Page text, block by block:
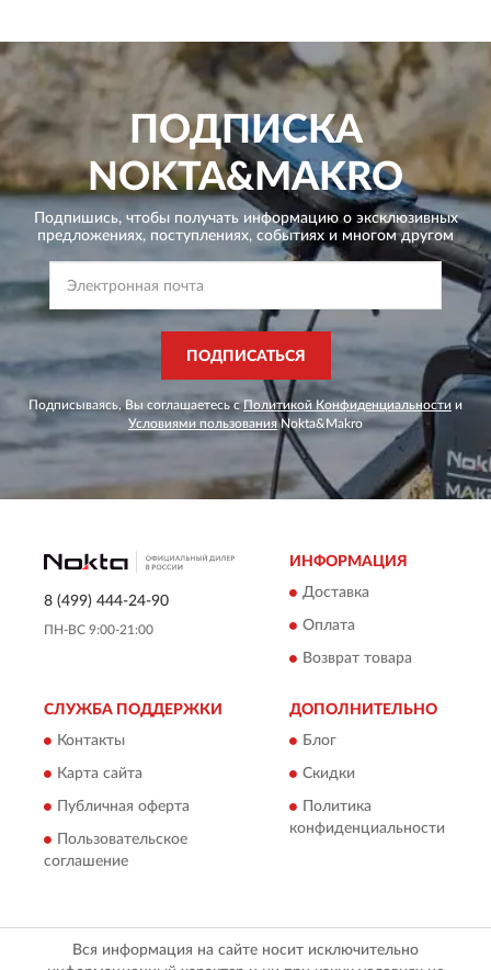
ПОДПИСКА
NOKTA&MAKRO
Подпишись, чтобы получать информацию о эксклюзивных
предложениях, поступлениях, событиях и многом другом
ПОДПИСАТЬСЯ
Подписываясь, Вы соглашаетесь сПолитикой Конфиденциальности и
Условиями пользованияNokta&Makro
8 (499) 444-24-90
ПН-ВС 9:00-21:00
ИНФОРМАЦИЯ
Доставка
Оплата
Возврат товара
СЛУЖБА ПОДДЕРЖКИ
Контакты
Карта сайта
Публичная оферта
Пользовательское
соглашение
ДОПОЛНИТЕЛЬНО
Блог
Скидки
Политика
конфиденциальности
Вся информация на сайте носит исключительно